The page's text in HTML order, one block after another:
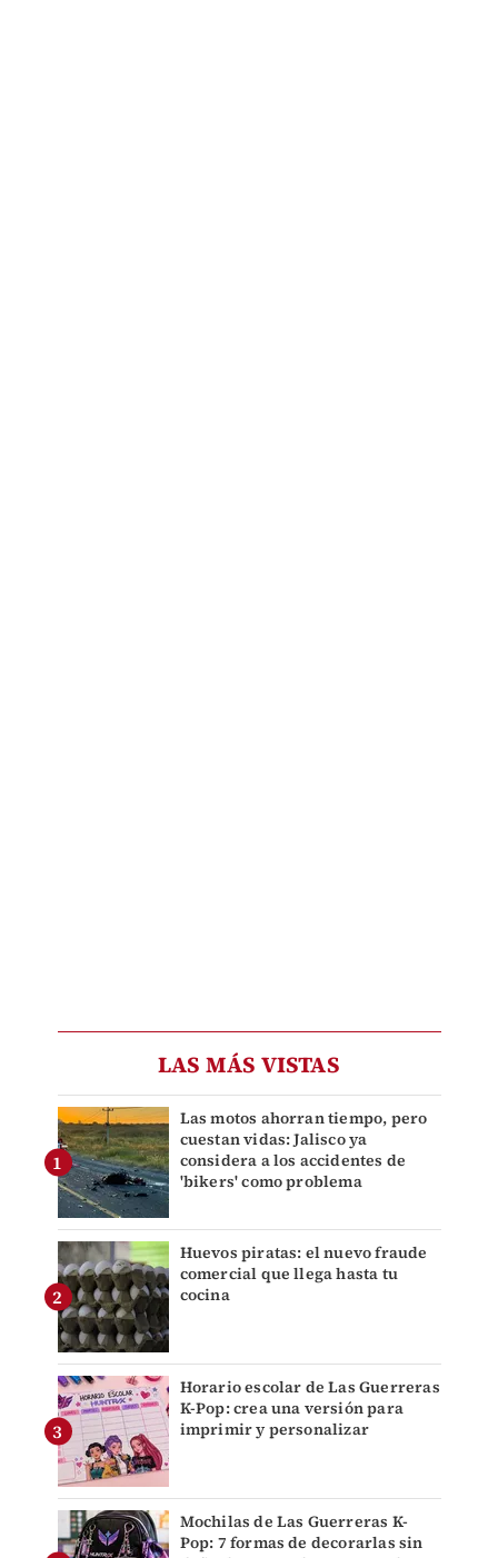
LAS MÁS VISTAS
Las motos ahorran tiempo, pero
cuestan vidas: Jalisco ya
considera a los accidentes de
'bikers' como problema
Huevos piratas: el nuevo fraude
comercial que llega hasta tu
cocina
Horario escolar de Las Guerreras
K-Pop: crea una versión para
imprimir y personalizar
Mochilas de Las Guerreras K-
Pop: 7 formas de decorarlas sin